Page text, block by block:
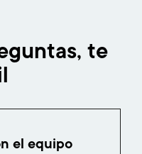
te
el equipo